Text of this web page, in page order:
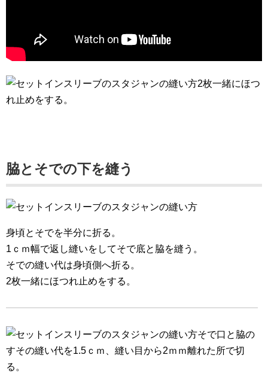
2枚一緒にほつ
れ止めをする。
脇とそでの下を縫う
身頃とそでを半分に折る。
1ｃｍ幅で返し縫いをしてそで底と脇を縫う。
そでの縫い代は身頃側へ折る。
2枚一緒にほつれ止めをする。
そで口と脇の
すその縫い代を1.5ｃｍ、縫い目から2ｍｍ離れた所で切
る。